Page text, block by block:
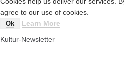
agree to our use of cookies.
Ok
Learn More
Kultur-Newsletter